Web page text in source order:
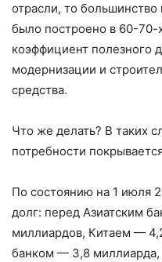
отрасли, то
было построено в 60-70-
коэффициент полезного
модернизации и
средства.
Что же делать? В таких
потребности
По состоянию на 1 июля
долг: перед Азиатским
миллиардов, Китаем —
банком — 3,8